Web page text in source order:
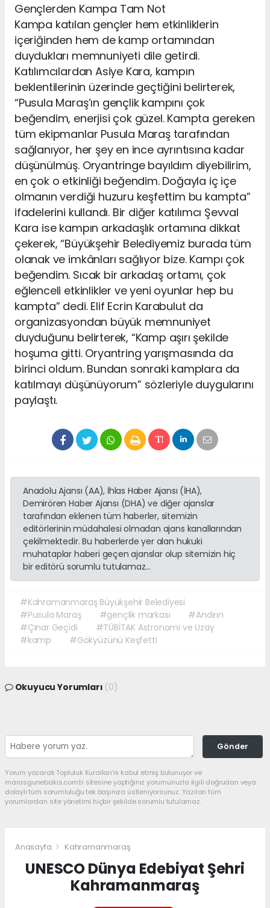
Gençlerden Kampa Tam Not
Kampa katılan gençler hem etkinliklerin
içeriğinden hem de kamp ortamından
duydukları memnuniyeti dile getirdi.
Katılımcılardan Asiye Kara, kampın
beklentilerinin üzerinde geçtiğini belirterek,
“Pusula Maraş’ın gençlik kampını çok
beğendim, enerjisi çok güzel. Kampta gereken
tüm ekipmanlar Pusula Maraş tarafından
sağlanıyor, her şey en ince ayrıntısına kadar
düşünülmüş. Oryantringe bayıldım diyebilirim,
en çok o etkinliği beğendim. Doğayla iç içe
olmanın verdiği huzuru keşfettim bu kampta”
ifadelerini kullandı. Bir diğer katılımcı Şevval
Kara ise kampın arkadaşlık ortamına dikkat
çekerek, “Büyükşehir Belediyemiz burada tüm
olanak ve imkânları sağlıyor bize. Kampı çok
beğendim. Sıcak bir arkadaş ortamı, çok
eğlenceli etkinlikler ve yeni oyunlar hep bu
kampta” dedi. Elif Ecrin Karabulut da
organizasyondan büyük memnuniyet
duyduğunu belirterek, “Kamp aşırı şekilde
hoşuma gitti. Oryantring yarışmasında da
birinci oldum. Bundan sonraki kamplara da
katılmayı düşünüyorum” sözleriyle duygularını
paylaştı.
Anadolu Ajansı (AA), İhlas Haber Ajansı (İHA),
Demirören Haber Ajansı (DHA) ve diğer ajanslar
tarafından eklenen tüm haberler, sitemizin
editörlerinin müdahalesi olmadan ajans kanallarından
çekilmektedir. Bu haberlerde yer alan hukuki
muhataplar haberi geçen ajanslar olup sitemizin hiç
bir editörü sorumlu tutulamaz...
#Kahramanmaraş Büyükşehir Belediyesi
#Pusula Maraş
#gençlik markası
#Andırın
#Çınar Geçidi
#TÜBİTAK Astronomi ve Uzay
#kamp
#Gökyüzünü Keşfetti
Okuyucu Yorumları (0)
Gönder
Yorum yazarak Topluluk Kuralları’nı kabul etmiş bulunuyor ve
marasgunebakis.com.tr sitesine yaptığınız yorumunuzla ilgili doğrudan veya
dolaylı tüm sorumluluğu tek başınıza üstleniyorsunuz. Yazılan tüm
yorumlardan site yönetimi hiçbir şekilde sorumlu tutulamaz.
Anasayfa Kahramanmaraş
UNESCO Dünya Edebiyat Şehri
Kahramanmaraş